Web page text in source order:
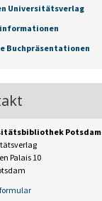
Universitätsverlag
Buchpräsentationen
Potsdam
Palais 10